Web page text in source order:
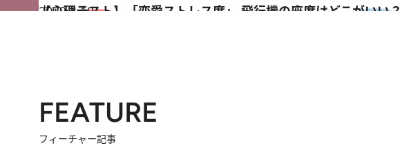
2020.4.10
【心理テスト】「恋愛ストレス度」 飛行機の座席はどこがいい？
占い
FEATURE
フィーチャー記事